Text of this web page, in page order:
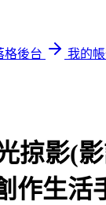
格後台
我的
掠影(
作生活